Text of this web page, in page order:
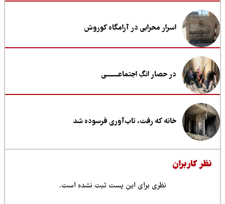
اسرار محرابی در آرامگاه کوروش
در حصار انگِ اجتماعــــــــی
خانه که رفت، تاب‌آوری فرسوده شد
کاربران
نظری برای این پست ثبت نشده است.